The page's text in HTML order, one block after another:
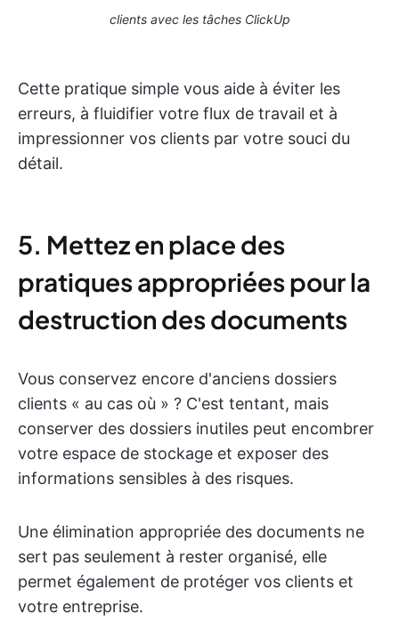
clients avec les tâches ClickUp
Cette pratique simple vous aide à éviter les
erreurs, à fluidifier votre flux de travail et à
impressionner vos clients par votre souci du
détail.
5. Mettez en place des
pratiques appropriées pour la
destruction des documents
Vous conservez encore d'anciens dossiers
clients « au cas où » ? C'est tentant, mais
conserver des dossiers inutiles peut encombrer
votre espace de stockage et exposer des
informations sensibles à des risques.
Une élimination appropriée des documents ne
sert pas seulement à rester organisé, elle
permet également de protéger vos clients et
votre entreprise.